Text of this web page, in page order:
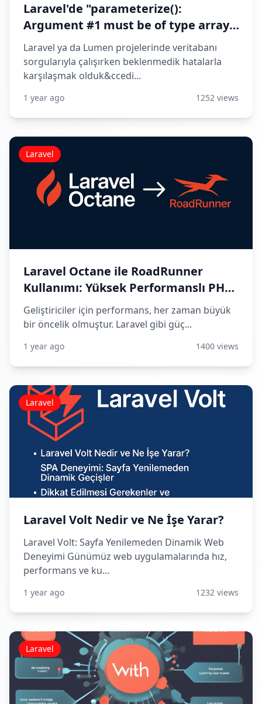
Laravel'de "parameterize():
Argument #1 must be of type array,
string given" Hatası ve Çözüm Yolları
Laravel ya da Lumen projelerinde veritabanı
sorgularıyla çalışırken beklenmedik hatalarla
karşılaşmak olduk&ccedi...
1 year ago 1252 views
Laravel
Laravel Octane ile RoadRunner
Kullanımı: Yüksek Performanslı PHP
Çalıştırma Rehberi
Geliştiriciler için performans, her zaman büyük
bir öncelik olmuştur. Laravel gibi güç...
1 year ago 1400 views
Laravel
Laravel Volt Nedir ve Ne İşe Yarar?
Laravel Volt: Sayfa Yenilemeden Dinamik Web
Deneyimi Günümüz web uygulamalarında hız,
performans ve ku...
1 year ago 1232 views
Laravel